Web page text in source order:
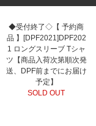
◆受付終了◇【 予約商
品 】[DPF2021]DPF202
1 ロングスリーブ Tシャ
ツ【商品入荷次第順次発
送、DPF前までにお届け
予定】
SOLD OUT